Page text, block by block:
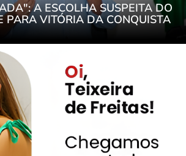
A ESCOLHA SUSPEITA DO
PARA VITÓRIA DA CONQUISTA